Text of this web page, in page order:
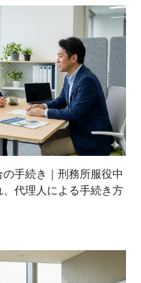
手続き｜刑務所服役中
代理人による手続き方